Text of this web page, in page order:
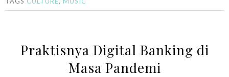
Praktisnya Digital Banking di
Masa Pandemi